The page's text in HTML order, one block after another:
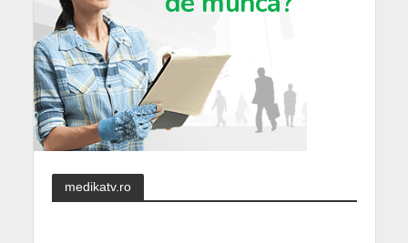
medikatv.ro